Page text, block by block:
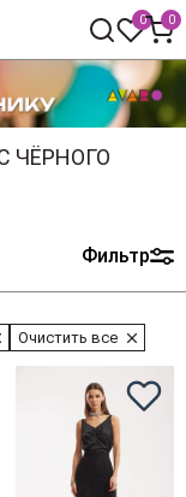
0 0
ЧЁРНОГО
Фильтр
Очистить все